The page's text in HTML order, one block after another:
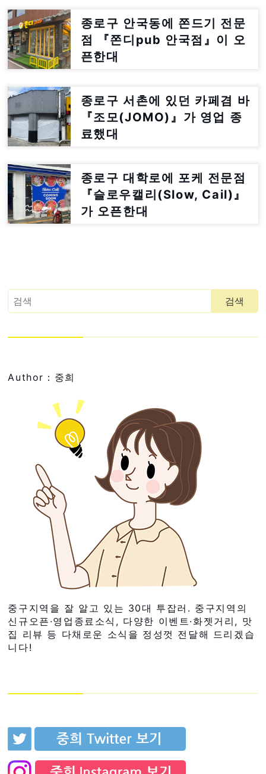
종로구 안국동에 쫀드기 전문
점 『쫀디pub 안국점』이 오
픈한대
종로구 서촌에 있던 카페겸 바
『조모(JOMO)』가 영업 종
료했대
종로구 대학로에 포케 전문점
『슬로우캘리(Slow, Cail)』
가 오픈한대
Author：중희
중구지역을 잘 알고 있는 30대 투잡러. 중구지역의
신규오픈·영업종료소식, 다양한 이벤트·화젯거리, 맛
집 리뷰 등 다채로운 소식을 정성껏 전달해 드리겠습
니다!